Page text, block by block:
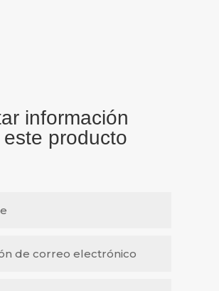
información
producto